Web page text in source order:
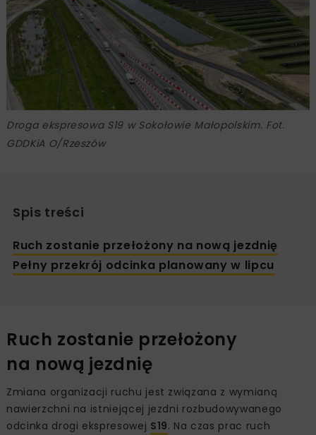
Droga ekspresowa S19 w Sokołowie Małopolskim. Fot.
GDDKiA O/Rzeszów
Spis treści
Ruch zostanie przełożony na nową jezdnię
Pełny przekrój odcinka planowany w lipcu
Ruch zostanie przełożony
na nową jezdnię
Zmiana organizacji ruchu jest związana z wymianą
nawierzchni na istniejącej jezdni rozbudowywanego
odcinka drogi ekspresowej S19. Na czas prac ruch